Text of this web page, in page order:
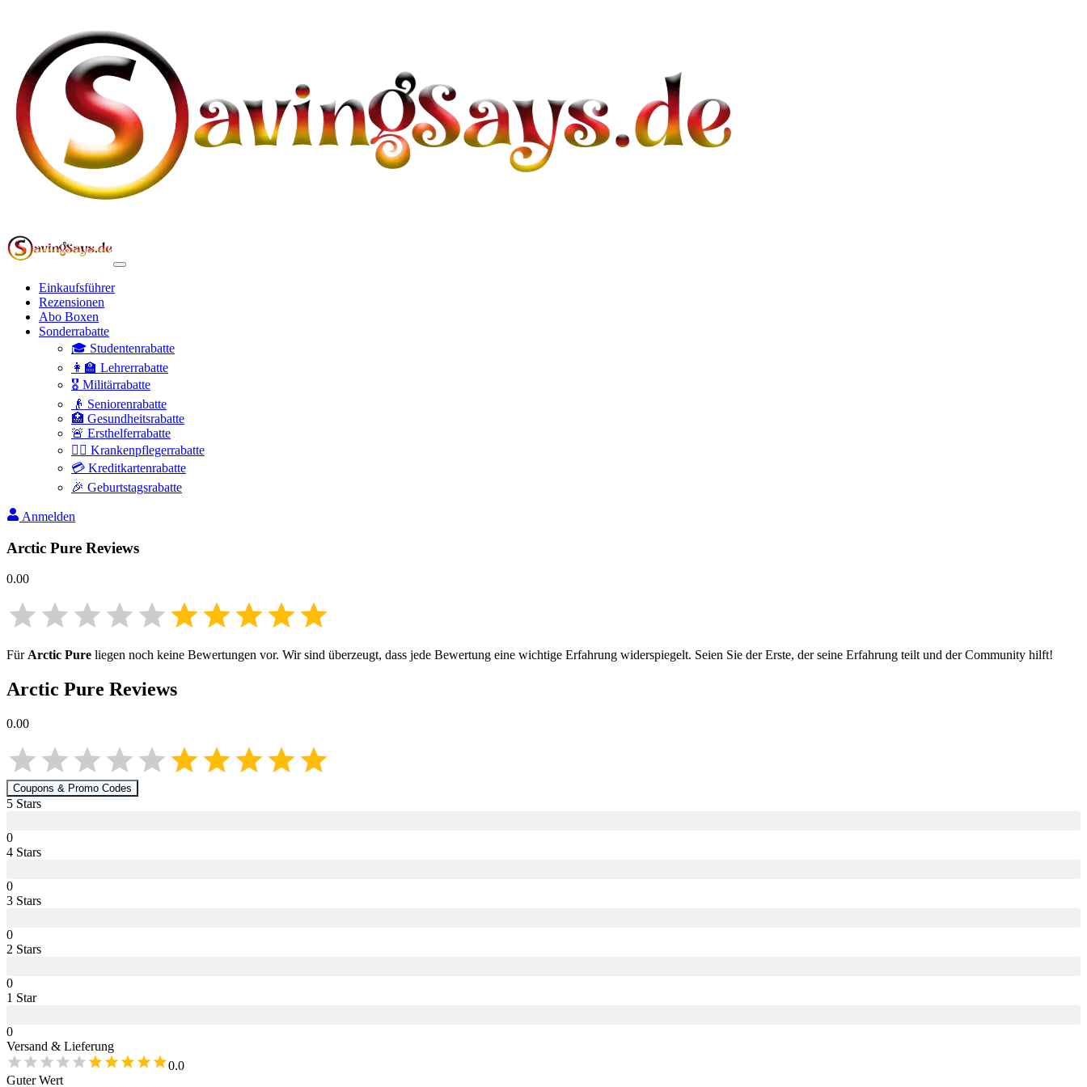
Einkaufsführer
Rezensionen
Abo Boxen
Sonderrabatte
🎓 Studentenrabatte
👩‍🏫 Lehrerrabatte
🎖️ Militärrabatte
👴 Seniorenrabatte
🏥 Gesundheitsrabatte
🚨 Ersthelferrabatte
👩‍⚕️ Krankenpflegerrabatte
💳 Kreditkartenrabatte
🎉 Geburtstagsrabatte
Anmelden
Arctic Pure Reviews
0.00
FürArctic Pure liegen noch keine Bewertungen vor. Wir sind überzeugt, dass jede Bewertung eine wichtige Erfahrung widerspiegelt. Seien Sie der Erste, der seine Erfahrung teilt und der Community hilft!
Arctic Pure Reviews
0.00
Coupons & Promo Codes
5 Stars
0
4 Stars
0
3 Stars
0
2 Stars
0
1 Star
0
Versand & Lieferung
0.0
Guter Wert